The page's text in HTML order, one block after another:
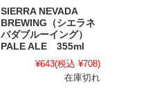
SIERRA NEVADA
BREWING（シエラネ
バダブルーイング）
PALE ALE 355ml
¥643(税込 ¥708)
在庫切れ